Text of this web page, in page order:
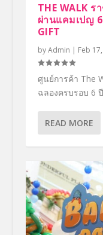
THE WALK
ผ่านแคมเปญ
GIFT
byAdmin | Feb
ศูนย์การค้า The
ฉลองครบรอบ 6 ปี
READ MORE